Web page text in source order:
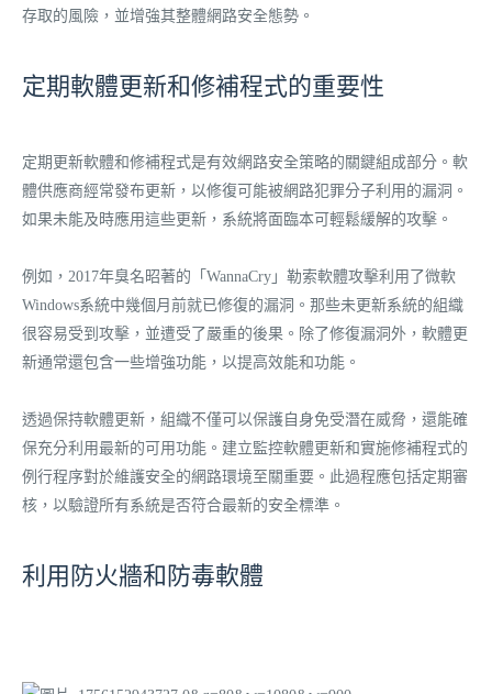
存取的風險，並增強其整體網路安全態勢。
定期軟體更新和修補程式的重要性
定期更新軟體和修補程式是有效網路安全策略的關鍵組成部分。軟
體供應商經常發布更新，以修復可能被網路犯罪分子利用的漏洞。
如果未能及時應用這些更新，系統將面臨本可輕鬆緩解的攻擊。
例如，2017年臭名昭著的「WannaCry」勒索軟體攻擊利用了微軟
Windows系統中幾個月前就已修復的漏洞。那些未更新系統的組織
很容易受到攻擊，並遭受了嚴重的後果。除了修復漏洞外，軟體更
新通常還包含一些增強功能，以提高效能和功能。
透過保持軟體更新，組織不僅可以保護自身免受潛在威脅，還能確
保充分利用最新的可用功能。建立監控軟體更新和實施修補程式的
例行程序對於維護安全的網路環境至關重要。此過程應包括定期審
核，以驗證所有系統是否符合最新的安全標準。
利用防火牆和防毒軟體